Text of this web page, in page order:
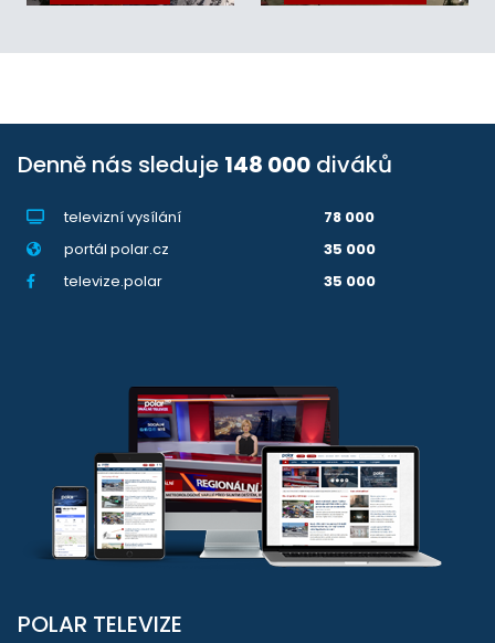
Denně nás sleduje 148 000 diváků
televizní vysílání
78 000
portál polar.cz
35 000
televize.polar
35 000
POLAR TELEVIZE